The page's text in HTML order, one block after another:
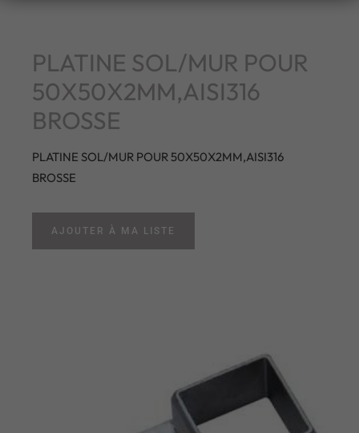
PLATINE SOL/MUR POUR
50X50X2MM,AISI316
BROSSE
PLATINE SOL/MUR POUR 50X50X2MM,AISI316
BROSSE
AJOUTER À MA LISTE